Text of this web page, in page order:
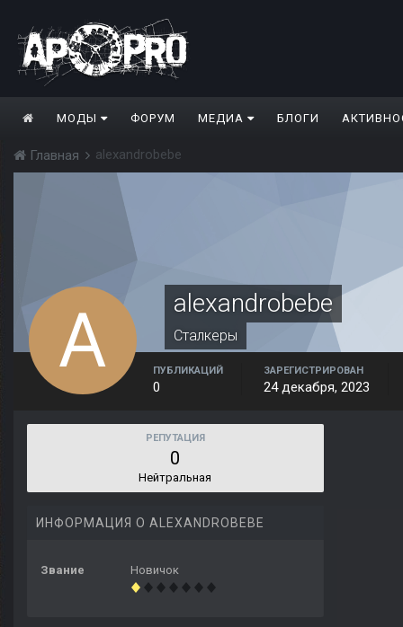
МОДЫ ФОРУМ МЕДИА БЛОГИ
Главная alexandrobebe
alexandrobebe
Сталкеры
ПУБЛИКАЦИЙ
0
ЗАРЕГИСТРИРОВАН
24 декабря, 2023
РЕПУТАЦИЯ
0
Нейтральная
ИНФОРМАЦИЯ О ALEXANDROBEBE
Звание Новичок